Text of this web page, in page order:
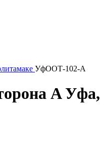
УфООТ-102-A
A Уфа,